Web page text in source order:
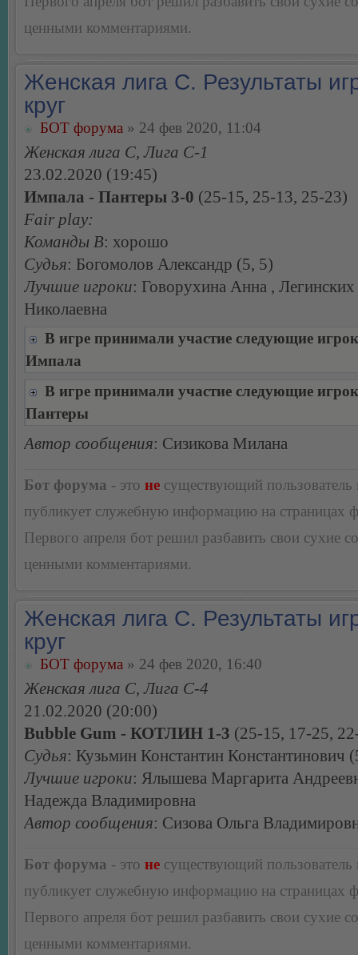
ценными комментариями.
Женская лига С. Результаты
круг
БОТ форума » 24 фев 2020, 11:04
Женская лига С, Лига С-1
23.02.2020 (19:45)
Импала - Пантеры 3-0 (25-15, 25-13, 25-23)
Fair play:
Команды В: хорошо
Судья: Богомолов Александр (5, 5)
Лучшие игроки: Говорухина Анна , Легинских
Николаевна
В игре принимали участие следующие
Импала
В игре принимали участие следующие
Пантеры
Автор сообщения: Сизикова Милана
Бот форума - это не существующий пользователь
публикует служебную информацию на страницах
Первого апреля бот решил разбавить свои сухие
ценными комментариями.
Женская лига С. Результаты
круг
БОТ форума » 24 фев 2020, 16:40
Женская лига С, Лига С-4
21.02.2020 (20:00)
Bubble Gum - КОТЛИН 1-3 (25-15, 17-25,
Судья: Кузьмин Константин Константинович
Лучшие игроки: Ялышева Маргарита
Надежда Владимировна
Автор сообщения: Сизова Ольга
Бот форума - это не существующий пользователь
публикует служебную информацию на страницах
Первого апреля бот решил разбавить свои сухие
ценными комментариями.